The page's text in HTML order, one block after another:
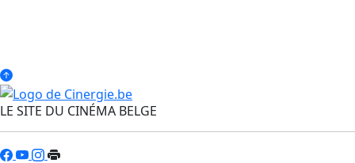
LE SITE DU CINÉMA BELGE